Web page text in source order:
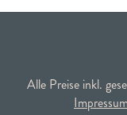
Alle Preise inkl.
Impressum